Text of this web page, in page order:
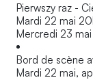
Pierwszy raz -
Mardi 22 mai
Mercredi 23
Bord de scène
Mardi 22 mai,